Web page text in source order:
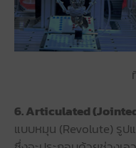
6. Articulated
แบบหมุน (Revolute) รูป